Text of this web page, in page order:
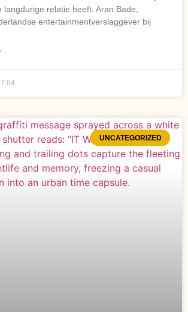
langdurige relatie heeft. Aran Bade,
entertainmentverslaggever bij
UNCATEGORIZED